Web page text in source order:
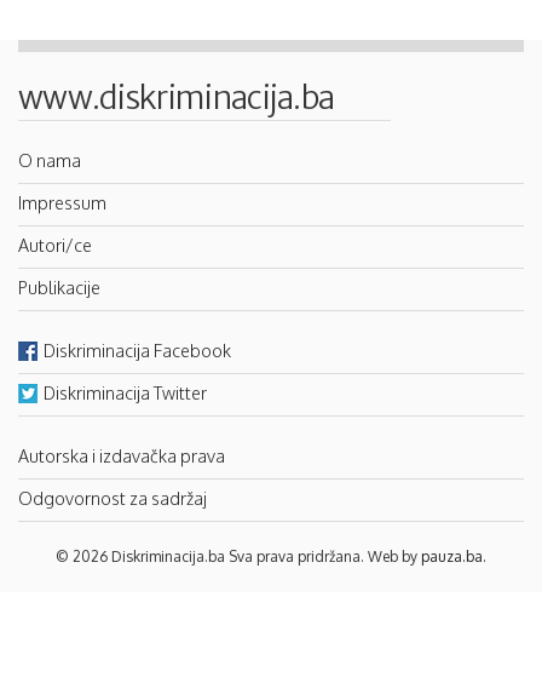
www.diskriminacija.ba
O nama
Impressum
Autori/ce
Publikacije
Diskriminacija Facebook
Diskriminacija Twitter
Autorska i izdavačka prava
Odgovornost za sadržaj
© 2026 Diskriminacija.ba Sva prava pridržana. Web by pauza.ba.